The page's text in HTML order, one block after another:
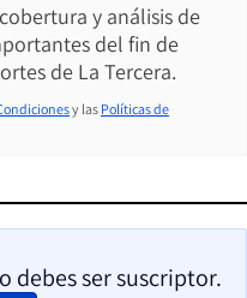
y análisis de
del fin de
de La Tercera.
y las Políticas de
debes ser suscriptor.